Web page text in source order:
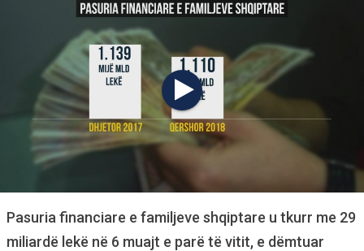
Pasuria financiare e familjeve shqiptare u tkurr me 29
miliardë lekë në 6 muajt e parë të vitit, e dëmtuar